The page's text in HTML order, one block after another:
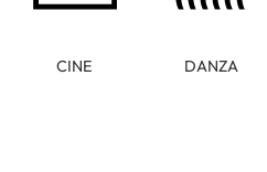
CINE DANZA